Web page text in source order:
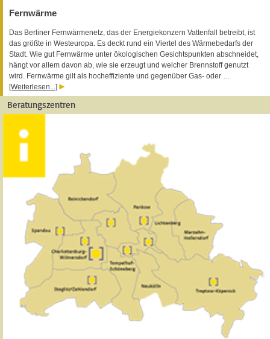
Fernwärme
Das Berliner Fernwärmenetz, das der Energiekonzern Vattenfall betreibt, ist
das größte in Westeuropa. Es deckt rund ein Viertel des Wärmebedarfs der
Stadt. Wie gut Fernwärme unter ökologischen Gesichtspunkten abschneidet,
hängt vor allem davon ab, wie sie erzeugt und welcher Brennstoff genutzt
wird. Fernwärme gilt als hocheffiziente und gegenüber Gas- oder …
[Weiterlesen...]
Beratungszentren